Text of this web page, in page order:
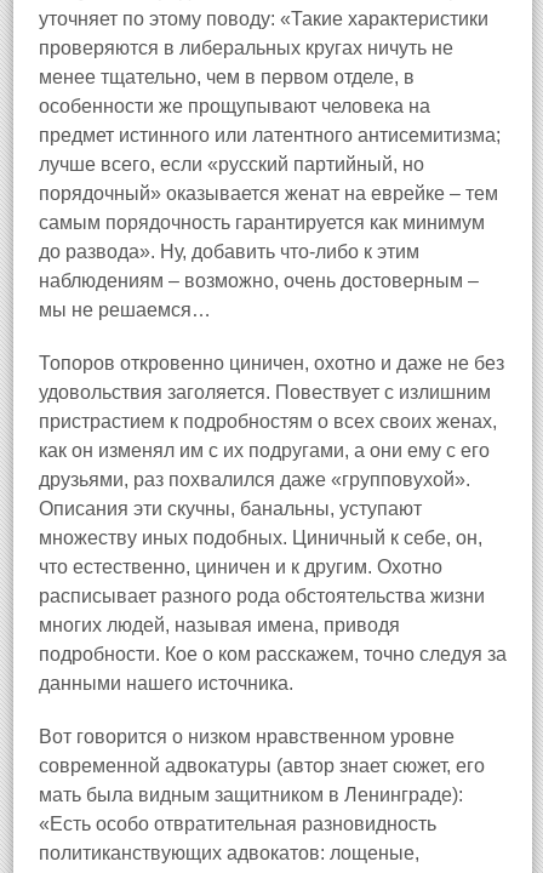
уточняет по этому поводу: «Такие характеристики
проверяются в либеральных кругах ничуть не
менее тщательно, чем в первом отделе, в
особенности же прощупывают человека на
предмет истинного или латентного антисемитизма;
лучше всего, если «русский партийный, но
порядочный» оказывается женат на еврейке – тем
самым порядочность гарантируется как минимум
до развода». Ну, добавить что‑либо к этим
наблюдениям – возможно, очень достоверным –
мы не решаемся…
Топоров откровенно циничен, охотно и даже не без
удовольствия заголяется. Повествует с излишним
пристрастием к подробностям о всех своих женах,
как он изменял им с их подругами, а они ему с его
друзьями, раз похвалился даже «групповухой».
Описания эти скучны, банальны, уступают
множеству иных подобных. Циничный к себе, он,
что естественно, циничен и к другим. Охотно
расписывает разного рода обстоятельства жизни
многих людей, называя имена, приводя
подробности. Кое о ком расскажем, точно следуя за
данными нашего источника.
Вот говорится о низком нравственном уровне
современной адвокатуры (автор знает сюжет, его
мать была видным защитником в Ленинграде):
«Есть особо отвратительная разновидность
политиканствующих адвокатов: лощеные,